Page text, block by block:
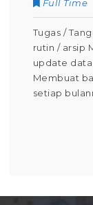
Full Time
Tugas /
rutin / arsip
update
Membuat
setiap